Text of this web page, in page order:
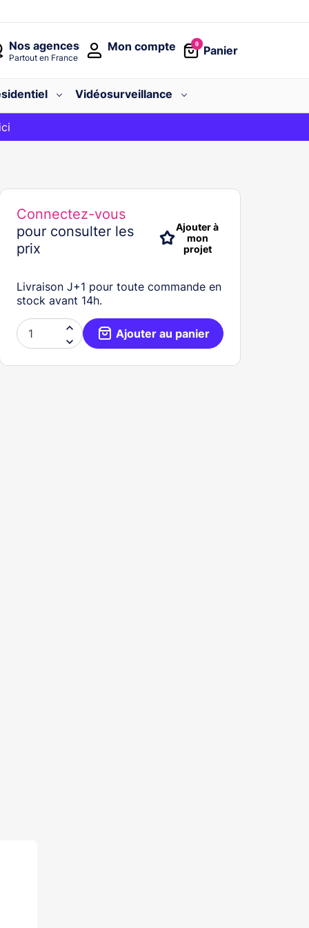
Nos agences
Partout en France
0
Panier
Mon compte
Vidéosurveillance
le code
Connectez-vous
pour consulter les
prix
Ajouter à
mon
projet
Livraison J+1 pour toute commande en
stock avant 14h.

 Ajouter au panier